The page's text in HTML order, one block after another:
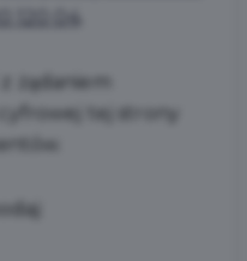
żądaniem
tej strony